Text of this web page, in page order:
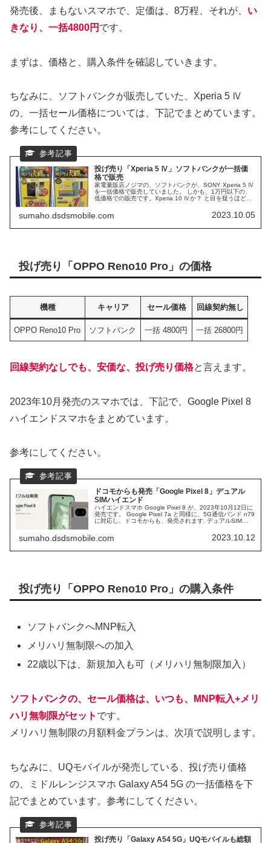
発売後、まもないスマホで、定価は、8万程、それが、 い
きなり、一括4800円 です。
まずは、価格と、購入条件を確認していきます。
ちなみに、ソフトバンクが販売していた、Xperia 5 Ⅳ
の、一括セール価格については、下記でまとめています。
参考にしてください。
投げ売り「Xperia 5 Ⅳ」ソフトバンクが一括価
格で販売
家電量販店ノジマの、ソフトバンクが、SONY Xperia 5 Ⅳ
を一括価格で販売していました。 しかも、1万円以下の、
低価格での販売です。Xperia 10 Ⅳか？ と目を疑うほど
の、総額価格をお伝えしましたが、それに匹敵するほど
の、投げ売りになります。
sumaho.dsdsmobile.com 2023.10.05
投げ売り「OPPO Reno10 Pro」の価格
機種 キャリア セール価格 回線契約無し
OPPO Reno10 Pro ソフトバンク 一括 4800円 一括 26800円
回線契約なしでも、安価な、投げ売り価格と言えます。
2023年10月発売のスマホでは、下記で、Google Pixel 8
ハイエンドスマホをまとめています。
参考にしてください。
ドコモからも発売「Google Pixel 8」デュアル
SIMハイエンド
ハイエンドスマホ Google Pixel 8 が、2023年10月12日に
発売です。 Google Pixel 7a と同様に、5G通信バンド n79
に対応し、ドコモからも、発売されます. デュアルSIM
sumaho.dsdsmobile.com 2023.10.12
投げ売り「OPPO Reno10 Pro」の購入条件
ソフトバンクへMNP転入
メリハリ無制限への加入
22歳以下は、新規加入も可（メリハリ無制限加入）
ソフトバンクの、セール価格は、いつも、MNP転入+メリ
ハリ無制限がセット です。
メリハリ無制限の月額料金プランは、次項で説明します。
ちなみに、UQモバイルが発売している、投げ売り価格
の、ミドルレンジスマホ Galaxy A54 5G の一括価格を下
記でまとめています。参考にしてください。
投げ売り「Galaxy A54 5G」UQモバイルも総額